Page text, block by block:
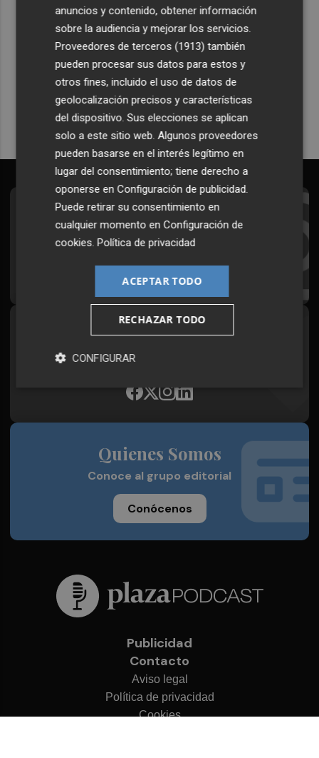
Recibe toda la actualidad de
Plaza Podcast en tu correo
Quiero suscribirme
Suscríbete al Boletín
Todos los días a primera hora en tu email
Síguenos en redes
Plaza Podcast, desde cualquier medio
Quienes Somos
Conoce al grupo editorial
Conócenos
Publicidad
Contacto
Aviso legal
Política de privacidad
Cookies
anuncios y contenido, obtener información
sobre la audiencia y mejorar los servicios.
Proveedores de terceros (1913) también
pueden procesar sus datos para estos y
otros fines, incluido el uso de datos de
geolocalización precisos y características
del dispositivo. Sus elecciones se aplican
solo a este sitio web. Algunos proveedores
pueden basarse en el interés legítimo en
lugar del consentimiento; tiene derecho a
oponerse enConfiguración de publicidad.
Puede retirar su consentimiento en
cualquier momento enConfiguración de
cookies.Política de privacidad
ACEPTAR TODO
RECHAZAR TODO
CONFIGURAR